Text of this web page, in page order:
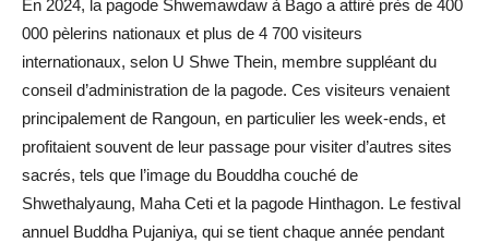
En 2024, la pagode Shwemawdaw à Bago a attiré près de 400
000 pèlerins nationaux et plus de 4 700 visiteurs
internationaux, selon U Shwe Thein, membre suppléant du
conseil d’administration de la pagode. Ces visiteurs venaient
principalement de Rangoun, en particulier les week-ends, et
profitaient souvent de leur passage pour visiter d’autres sites
sacrés, tels que l’image du Bouddha couché de
Shwethalyaung, Maha Ceti et la pagode Hinthagon. Le festival
annuel Buddha Pujaniya, qui se tient chaque année pendant